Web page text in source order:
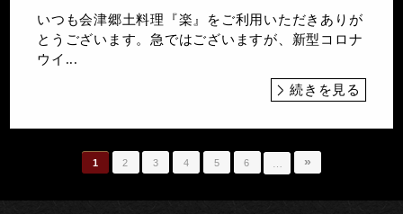
いつも会津郷土料理『楽』をご利用いただきありが
とうございます。急ではございますが、新型コロナ
ウイ...
続きを見る
1 2 3 4 5 6 »